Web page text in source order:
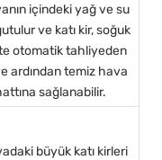
içindeki yağ ve su
ve katı kir, soğuk
otomatik tahliyeden
ardından temiz hava
sağlanabilir.
büyük katı kirleri